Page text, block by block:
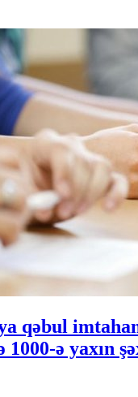
qəbul
1000-ə yaxın